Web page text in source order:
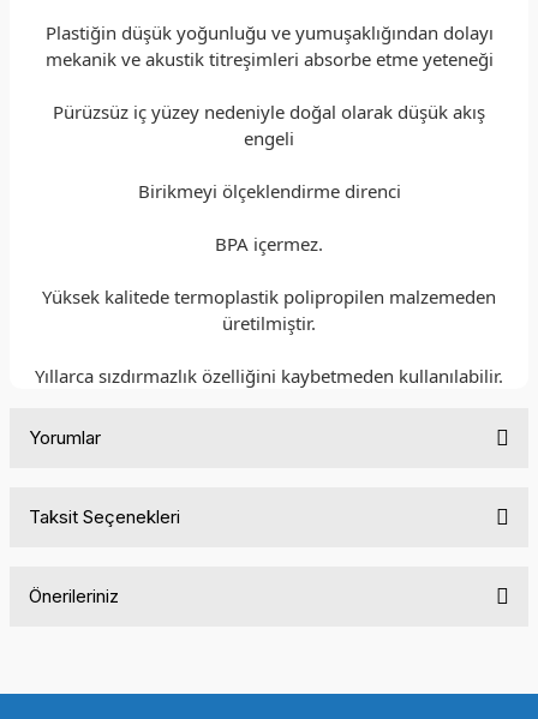
Plastiğin düşük yoğunluğu ve yumuşaklığından dolayı
mekanik ve akustik titreşimleri absorbe etme yeteneği
Pürüzsüz iç yüzey nedeniyle doğal olarak düşük akış
engeli
Birikmeyi ölçeklendirme direnci
BPA içermez.
Yüksek kalitede termoplastik polipropilen malzemeden
üretilmiştir.
Yıllarca sızdırmazlık özelliğini kaybetmeden kullanılabilir.
Yorumlar
Taksit Seçenekleri
Önerileriniz